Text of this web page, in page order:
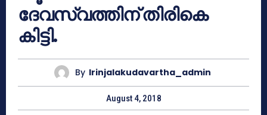
ദേവസ്വത്തിന് തിരികെ
കിട്ടി.
By Irinjalakudavartha_admin
August 4, 2018